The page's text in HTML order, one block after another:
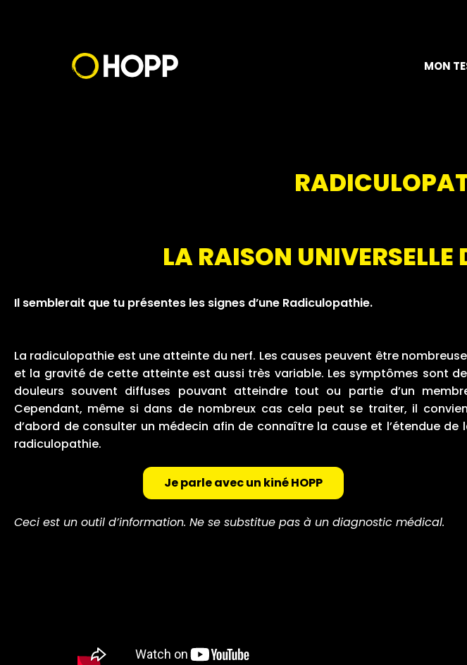
MON
LA RAISON UNIVERSELLE
Il semblerait que tu présentes les signes d’une Radiculopathie.
La radiculopathie est une atteinte du nerf. Les causes peuvent être
et la gravité de cette atteinte est aussi très variable. Les symptômes sont
douleurs souvent diffuses pouvant atteindre tout ou partie d’un
Cependant, même si dans de nombreux cas cela peut se traiter, il
d’abord de consulter un médecin afin de connaître la cause et l’étendue de
radiculopathie.
Je parle avec un kiné HOPP
Ceci est un outil d’information. Ne se substitue pas à un diagnostic médical.